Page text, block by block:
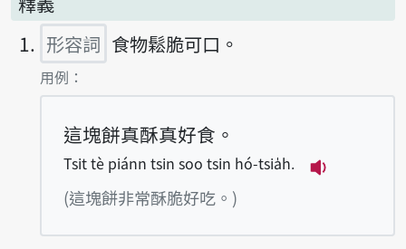
形容詞 食物鬆脆可口。
第1項釋義的
用例：
這塊餅真酥真好食。
Tsit tè piánn tsin soo tsin hó-tsia̍h.
(這塊餅非常酥脆好吃。)